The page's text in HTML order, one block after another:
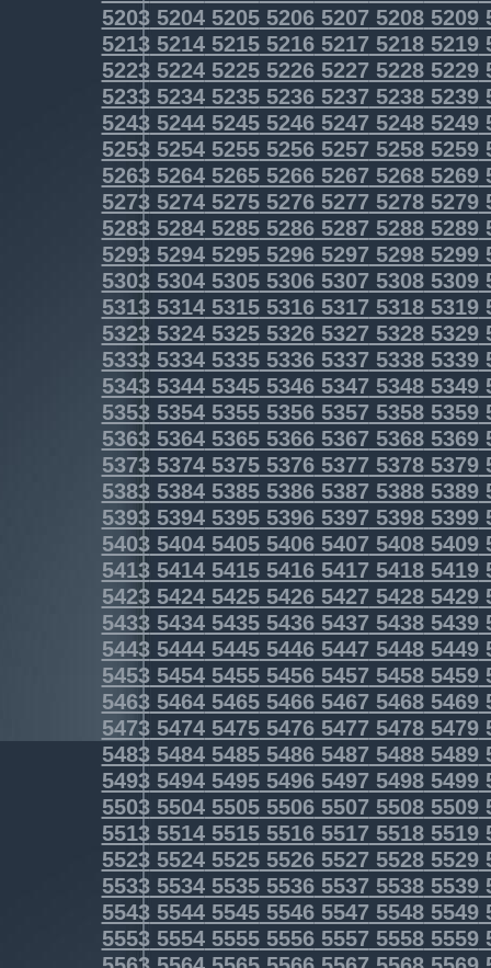
5203520452055206520752085209
5213521452155216521752185219
5223522452255226522752285229
5233523452355236523752385239
5243524452455246524752485249
5253525452555256525752585259
5263526452655266526752685269
5273527452755276527752785279
5283528452855286528752885289
5293529452955296529752985299
5303530453055306530753085309
5313531453155316531753185319
5323532453255326532753285329
5333533453355336533753385339
5343534453455346534753485349
5353535453555356535753585359
5363536453655366536753685369
5373537453755376537753785379
5383538453855386538753885389
5393539453955396539753985399
5403540454055406540754085409
5413541454155416541754185419
5423542454255426542754285429
5433543454355436543754385439
5443544454455446544754485449
5453545454555456545754585459
5463546454655466546754685469
5473547454755476547754785479
5483548454855486548754885489
5493549454955496549754985499
5503550455055506550755085509
5513551455155516551755185519
5523552455255526552755285529
5533553455355536553755385539
5543554455455546554755485549
5553555455555556555755585559